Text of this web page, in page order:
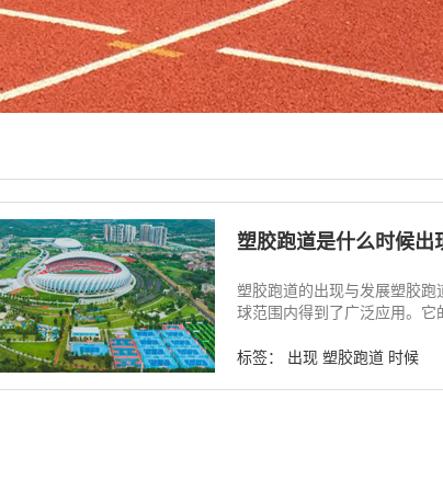
塑胶跑道是什么时候出
塑胶跑道的出现与发展塑胶
球范围内得到了广泛应用。它
标签： 出现 塑胶跑道 时候